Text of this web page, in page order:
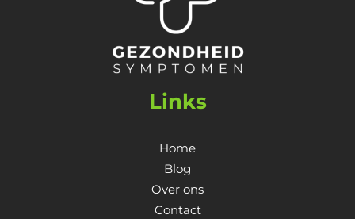
Links
Home
Blog
Over ons
Contact